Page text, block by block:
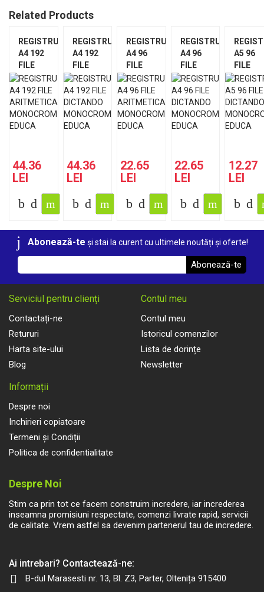
Related Products
REGISTRU
A4 192
FILE
ARITMETICA
MONOCROM
EDUCA
44.36
LEI
REGISTRU
A4 192
FILE
DICTANDO
MONOCROM
EDUCA
44.36
LEI
REGISTRU
A4 96
FILE
ARITMETICA
MONOCROM
EDUCA
22.65
LEI
REGISTRU
A4 96
FILE
DICTANDO
MONOCROM
EDUCA
22.65
LEI
A5 96
FILE
EDUCA
12.27
LEI
Abonează-te și stai la curent cu ultimele noutăți și oferte!
Abonează-te
Serviciul pentru clienți
Contactați-ne
Retururi
Harta site-ului
Blog
Contul meu
Contul meu
Istoricul comenzilor
Lista de dorințe
Newsletter
Informații
Despre noi
Inchirieri copiatoare
Termeni și Condiții
Politica de confidentialitate
Despre Noi
Stim ca prin tot ce facem construim incredere, iar increderea
inseamna promisiuni respectate, comenzi livrate rapid, servicii
de calitate. Vrem astfel sa devenim partenerul tau de incredere.
Ai intrebari? Contactează-ne:
B-dul Marasesti nr. 13, Bl. Z3, Parter, Oltenița 915400